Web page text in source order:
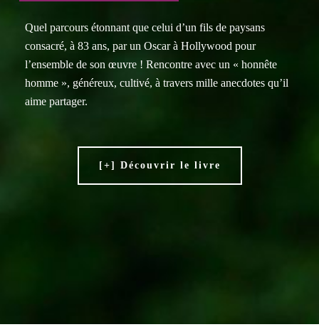
Quel parcours étonnant que celui d’un fils de paysans
consacré, à 83 ans, par un Oscar à Hollywood pour
l’ensemble de son œuvre ! Rencontre avec un « honnête
homme », généreux, cultivé, à travers mille anecdotes qu’il
aime partager.
[+] Découvrir le livre